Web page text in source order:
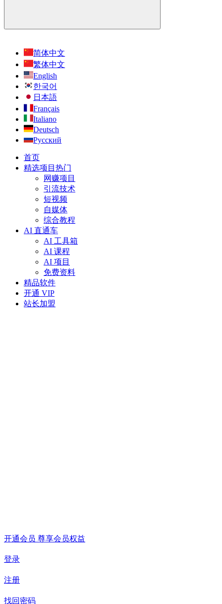
简体中文
繁体中文
English
한국어
日本語
Français
Italiano
Deutsch
Русский
首页
精选项目 热门
网赚项目
引流技术
短视频
自媒体
综合教程
AI 直通车
AI 工具箱
AI 课程
AI 项目
免费资料
精品软件
开通 VIP
站长加盟
开通会员 尊享会员权益
登录
注册
找回密码